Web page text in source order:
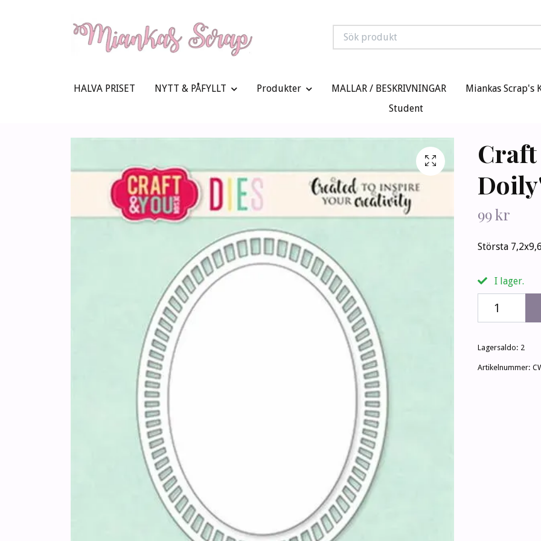
HALVA PRISET NYTT & PÅFYLLT Produkter MALLAR / BESKRIVNINGAR Miankas Scrap's
Student
Craft
99 kr
Största
I lager.
Lagersaldo: 2
Artikelnummer: